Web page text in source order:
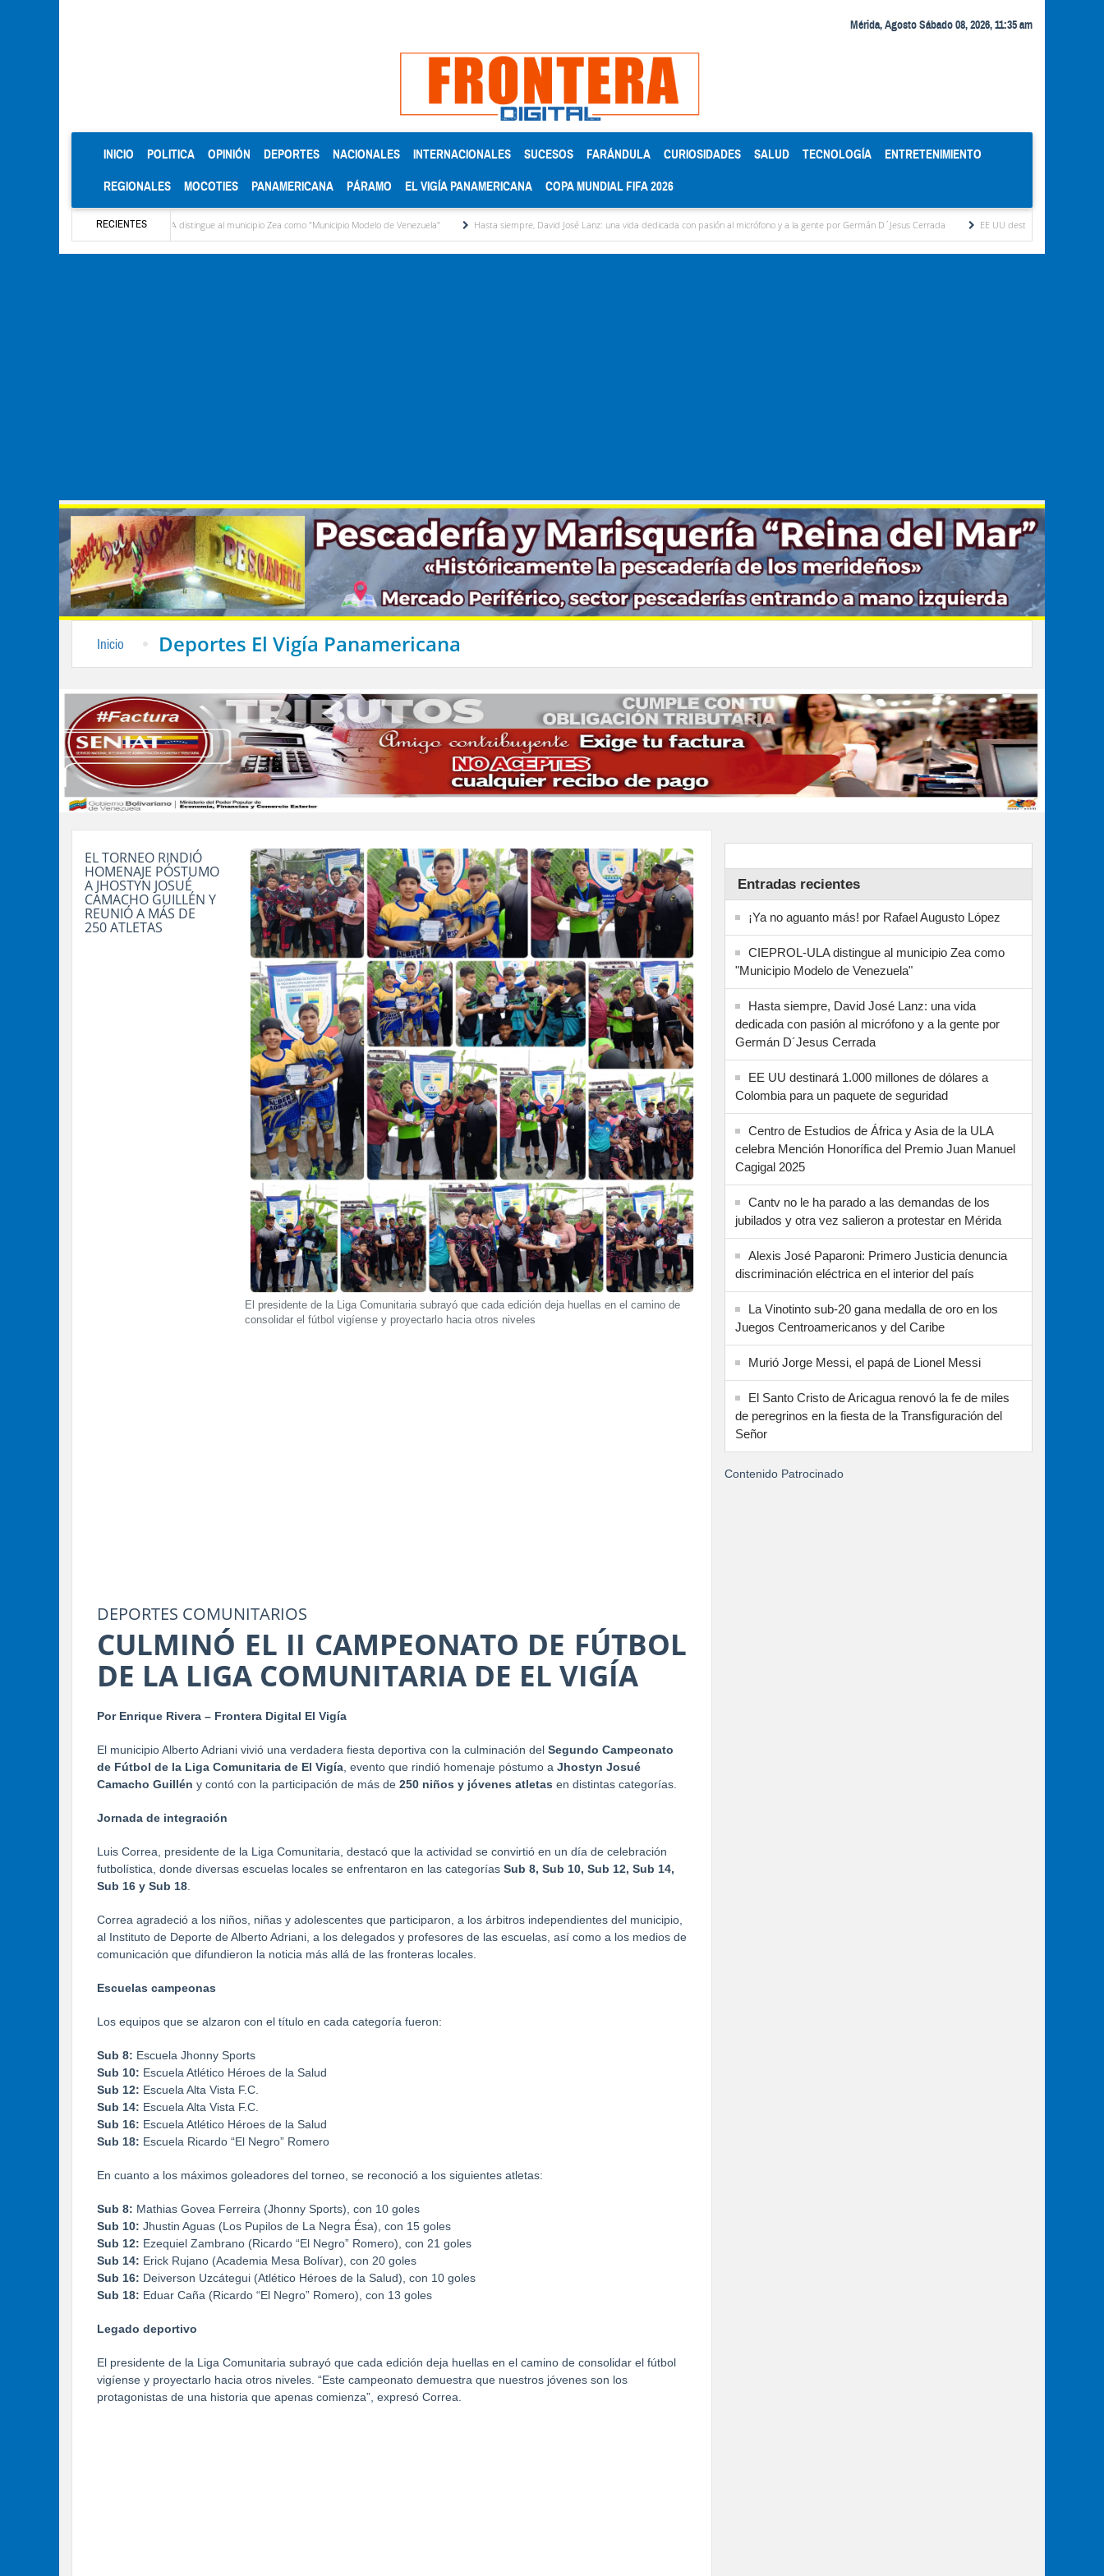
Mérida, Agosto Sábado 08, 2026, 11:35 am
INICIO (CURRENT)
POLITICA OPINIÓN DEPORTES NACIONALES INTERNACIONALES SUCESOS FARÁNDULA CURIOSIDADES SALUD TECNOLOGÍA ENTRETENIMIENTO
REGIONALES MOCOTIES PANAMERICANA PÁRAMO EL VIGÍA PANAMERICANA COPA MUNDIAL FIFA 2026
RECIENTES
CIEPROL-ULA distingue al municipio Zea como "Municipio Modelo de Venezuela" Hasta siempre, David José Lanz: una vida dedicada con pasión al micrófono y a la gente por Germán D´Jesus Cerrada EE UU destinará 1.000 millones de
Inicio Deportes El Vigía Panamericana
El presidente de la Liga Comunitaria subrayó que cada edición deja huellas en el camino de
consolidar el fútbol vigíense y proyectarlo hacia otros niveles
EL TORNEO RINDIÓ
HOMENAJE PÓSTUMO
A JHOSTYN JOSUÉ
CAMACHO GUILLÉN Y
REUNIÓ A MÁS DE
250 ATLETAS
DEPORTES COMUNITARIOS
CULMINÓ EL II CAMPEONATO DE FÚTBOL
DE LA LIGA COMUNITARIA DE EL VIGÍA
Por Enrique Rivera – Frontera Digital El Vigía
El municipio Alberto Adriani vivió una verdadera fiesta deportiva con la culminación del Segundo Campeonato
de Fútbol de la Liga Comunitaria de El Vigía , evento que rindió homenaje póstumo a Jhostyn Josué
Camacho Guillén y contó con la participación de más de 250 niños y jóvenes atletas en distintas categorías.
Jornada de integración
Luis Correa, presidente de la Liga Comunitaria, destacó que la actividad se convirtió en un día de celebración
futbolística, donde diversas escuelas locales se enfrentaron en las categorías Sub 8, Sub 10, Sub 12, Sub 14,
Sub 16 y Sub 18
Correa agradeció a los niños, niñas y adolescentes que participaron, a los árbitros independientes del municipio,
al Instituto de Deporte de Alberto Adriani, a los delegados y profesores de las escuelas, así como a los medios de
comunicación que difundieron la noticia más allá de las fronteras locales.
Escuelas campeonas
Los equipos que se alzaron con el título en cada categoría fueron:
Sub 8: Escuela Jhonny Sports
Sub 10: Escuela Atlético Héroes de la Salud
Sub 12: Escuela Alta Vista F.C.
Sub 14: Escuela Alta Vista F.C.
Sub 16: Escuela Atlético Héroes de la Salud
Sub 18: Escuela Ricardo “El Negro” Romero
En cuanto a los máximos goleadores del torneo, se reconoció a los siguientes atletas:
Sub 8: Mathias Govea Ferreira (Jhonny Sports), con 10 goles
Sub 10: Jhustin Aguas (Los Pupilos de La Negra Ésa), con 15 goles
Sub 12: Ezequiel Zambrano (Ricardo “El Negro” Romero), con 21 goles
Sub 14: Erick Rujano (Academia Mesa Bolívar), con 20 goles
Sub 16: Deiverson Uzcátegui (Atlético Héroes de la Salud), con 10 goles
Sub 18: Eduar Caña (Ricardo “El Negro” Romero), con 13 goles
Legado deportivo
El presidente de la Liga Comunitaria subrayó que cada edición deja huellas en el camino de consolidar el fútbol
vigíense y proyectarlo hacia otros niveles. “Este campeonato demuestra que nuestros jóvenes son los
protagonistas de una historia que apenas comienza”, expresó Correa.
Entradas recientes
¡Ya no aguanto más! por Rafael Augusto López
CIEPROL-ULA distingue al municipio Zea como
"Municipio Modelo de Venezuela"
Hasta siempre, David José Lanz: una vida
dedicada con pasión al micrófono y a la gente por
Germán D´Jesus Cerrada
EE UU destinará 1.000 millones de dólares a
Colombia para un paquete de seguridad
Centro de Estudios de África y Asia de la ULA
celebra Mención Honorífica del Premio Juan Manuel
Cagigal 2025
Cantv no le ha parado a las demandas de los
jubilados y otra vez salieron a protestar en Mérida
Alexis José Paparoni: Primero Justicia denuncia
discriminación eléctrica en el interior del país
La Vinotinto sub-20 gana medalla de oro en los
Juegos Centroamericanos y del Caribe
Murió Jorge Messi, el papá de Lionel Messi
El Santo Cristo de Aricagua renovó la fe de miles
de peregrinos en la fiesta de la Transfiguración del
Señor
Contenido Patrocinado